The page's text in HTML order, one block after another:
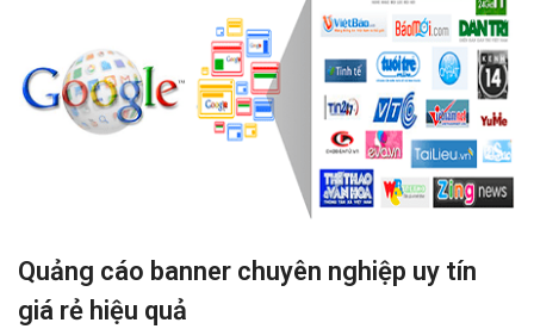
Quảng cáo banner chuyên nghiệp uy tín
giá rẻ hiệu quả